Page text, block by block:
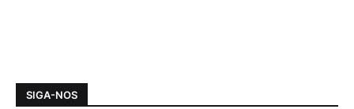
SIGA-NOS